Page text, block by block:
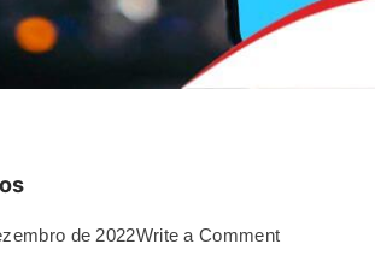
de 2022Write a Comment